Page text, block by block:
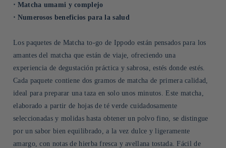
⋅ Matcha umami y complejo
⋅ Numerosos beneficios para la salud
Los paquetes de Matcha to-go de Ippodo están pensados para los
amantes del matcha que están de viaje, ofreciendo una
experiencia de degustación práctica y sabrosa, estés donde estés.
Cada paquete contiene dos gramos de matcha de primera calidad,
ideal para preparar una taza en solo unos minutos. Este matcha,
elaborado a partir de hojas de té verde cuidadosamente
seleccionadas y molidas hasta obtener un polvo fino, se distingue
por un sabor bien equilibrado, a la vez dulce y ligeramente
amargo, con notas de hierba fresca y avellana tostada. Fácil de